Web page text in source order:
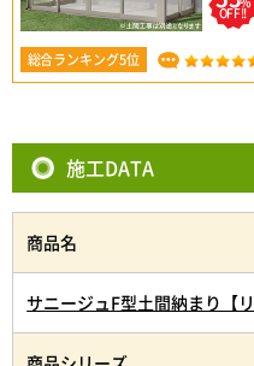
OFF!!
総合ランキング5位
施工DATA
商品名
サニージュF型土間納まり【リ